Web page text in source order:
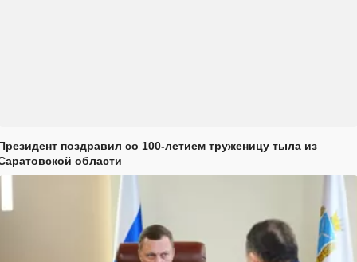
поздравил со 100-летием труженицу тыла из
области